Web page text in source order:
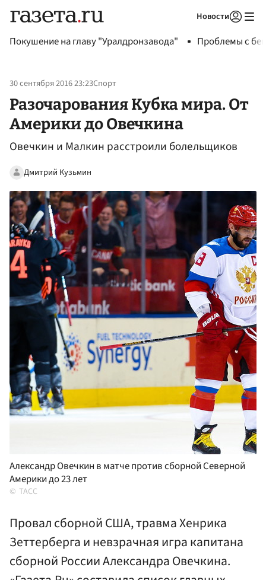
Новости
Покушение на главу "Уралдронзавода" Проблемы с
30 сентября 2016 23:23Спорт
Разочарования Кубка мира. От
Америки до Овечкина
Овечкин и Малкин расстроили болельщиков
Дмитрий Кузьмин
Александр Овечкин в матче против сборной Северной
Америки до 23 лет
ТАСС
Провал сборной США, травма Хенрика
Зеттерберга и невзрачная игра капитана
сборной России Александра Овечкина.